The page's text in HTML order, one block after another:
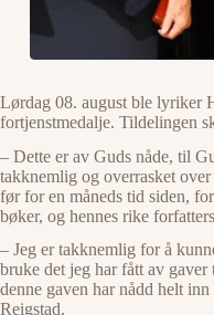
Lørdag 08. august ble lyriker
fortjenstmedalje. Tildelingen
– Dette er av Guds nåde, til
takknemlig og overrasket
før for en måneds tid siden,
bøker, og hennes rike
– Jeg er takknemlig for å
bruke det jeg har fått av
denne gaven har nådd helt
Reigstad.